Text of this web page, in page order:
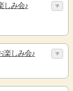
しみ会♪
楽しみ会♪